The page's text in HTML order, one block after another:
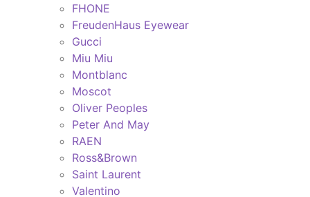
FHONE
FreudenHaus Eyewear
Gucci
Miu Miu
Montblanc
Moscot
Oliver Peoples
Peter And May
RAEN
Ross&Brown
Saint Laurent
Valentino